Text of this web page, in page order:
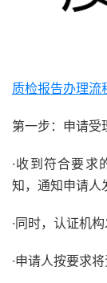
质检报告办理流
第一步：申请受
·收到符合要求
知，通知申请人
·同时，认证机
·申请人按要求